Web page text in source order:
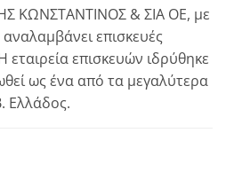
ΚΩΝΣΤΑΝΤΙΝΟΣ & ΣΙΑ ΟΕ, με
επισκευές
επισκευών ιδρύθηκε
ως ένα από τα μεγαλύτερα
Ελλάδος.